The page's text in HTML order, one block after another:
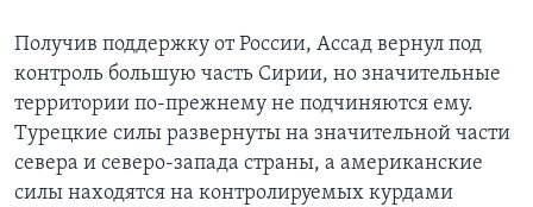
Получив поддержку от России, Ассад вернул под
контроль большую часть Сирии, но значительные
территории по-прежнему не подчиняются ему.
Турецкие силы развернуты на значительной части
севера и северо-запада страны, а американские
силы находятся на контролируемых курдами